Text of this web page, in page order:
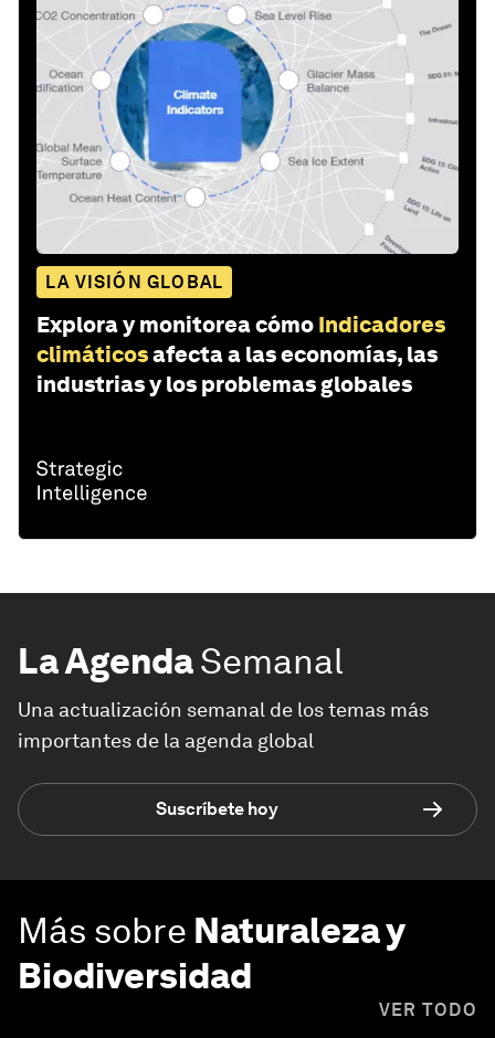
LA VISIÓN GLOBAL
Explora y monitorea cómo Indicadores
climáticosafecta a las economías, las
industrias y los problemas globales
La AgendaSemanal
Una actualización semanal de los temas más
importantes de la agenda global
Suscríbete hoy
Más sobre Naturaleza y
Biodiversidad
VER TODO